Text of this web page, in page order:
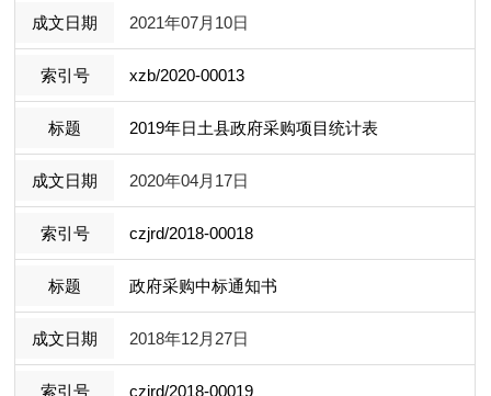
2021年07月10日
xzb/2020-00013
2019年日土县政府采购项目统计表
2020年04月17日
czjrd/2018-00018
政府采购中标通知书
2018年12月27日
czjrd/2018-00019